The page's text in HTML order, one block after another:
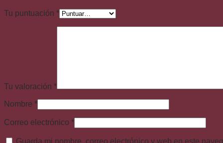
Tu puntuación *
Tu valoración *
Nombre *
Correo electrónico *
Guarda mi nombre, correo electrónico y web en este